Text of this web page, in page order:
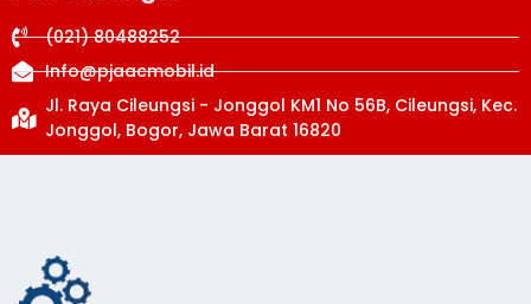
(021) 80488252
Info@pjaacmobil.id
Jl. Raya Cileungsi - Jonggol KM1 No 56B, Cileungsi, Kec.
Jonggol, Bogor, Jawa Barat 16820